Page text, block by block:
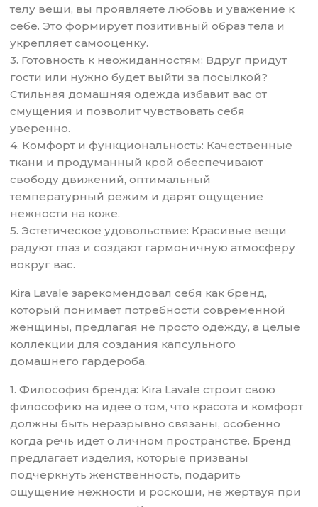
телу вещи, вы проявляете любовь и уважение к
себе. Это формирует позитивный образ тела и
укрепляет самооценку.
3. Готовность к неожиданностям: Вдруг придут
гости или нужно будет выйти за посылкой?
Стильная домашняя одежда избавит вас от
смущения и позволит чувствовать себя
уверенно.
4. Комфорт и функциональность: Качественные
ткани и продуманный крой обеспечивают
свободу движений, оптимальный
температурный режим и дарят ощущение
нежности на коже.
5. Эстетическое удовольствие: Красивые вещи
радуют глаз и создают гармоничную атмосферу
вокруг вас.
Kira Lavale зарекомендовал себя как бренд,
который понимает потребности современной
женщины, предлагая не просто одежду, а целые
коллекции для создания капсульного
домашнего гардероба.
1. Философия бренда: Kira Lavale строит свою
философию на идее о том, что красота и комфорт
должны быть неразрывно связаны, особенно
когда речь идет о личном пространстве. Бренд
предлагает изделия, которые призваны
подчеркнуть женственность, подарить
ощущение нежности и роскоши, не жертвуя при